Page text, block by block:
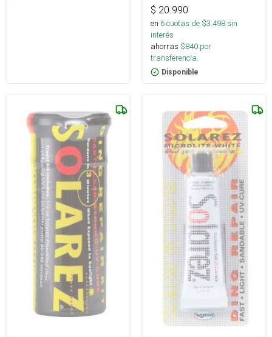
$ 20.990
en 6cuotas de $3.498sin
interés
ahorras $840 por
transferencia.
Disponible